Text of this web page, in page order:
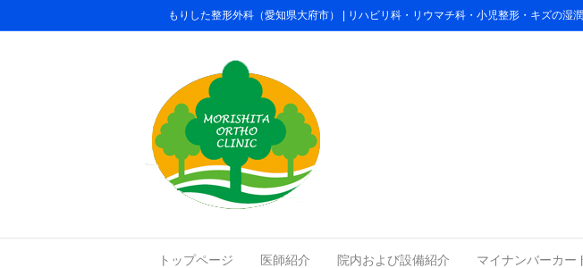
もりした整形外科（愛知県大府市） | リハビリ科・リウマチ科・小児整形・キズの
トップページ 医師紹介 院内および設備紹介 マイナンバーカー